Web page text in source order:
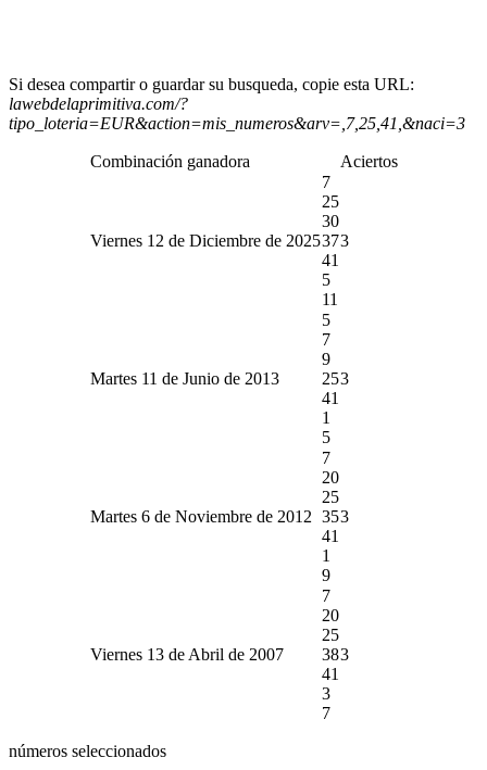
Si desea compartir o guardar su busqueda, copie esta URL:
lawebdelaprimitiva.com/?
tipo_loteria=EUR&action=mis_numeros&arv=,7,25,41,&naci=3
Combinación ganadora Aciertos
Viernes 12 de Diciembre de 2025
7
25
30
37
41
5
11
3
Martes 11 de Junio de 2013
5
7
9
25
41
1
5
3
Martes 6 de Noviembre de 2012
7
20
25
35
41
1
9
3
Viernes 13 de Abril de 2007
7
20
25
38
41
3
7
3
números seleccionados